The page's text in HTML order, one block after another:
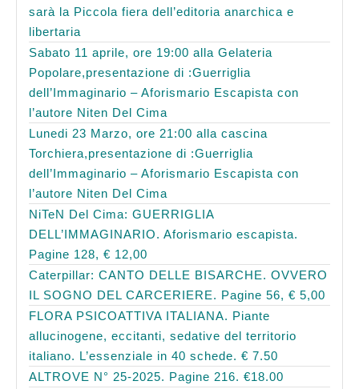
sarà la Piccola fiera dell’editoria anarchica e
libertaria
Sabato 11 aprile, ore 19:00 alla Gelateria
Popolare,presentazione di :Guerriglia
dell’Immaginario – Aforismario Escapista con
l’autore Niten Del Cima
Lunedi 23 Marzo, ore 21:00 alla cascina
Torchiera,presentazione di :Guerriglia
dell’Immaginario – Aforismario Escapista con
l’autore Niten Del Cima
NiTeN Del Cima: GUERRIGLIA
DELL’IMMAGINARIO. Aforismario escapista.
Pagine 128, € 12,00
Caterpillar: CANTO DELLE BISARCHE. OVVERO
IL SOGNO DEL CARCERIERE. Pagine 56, € 5,00
FLORA PSICOATTIVA ITALIANA. Piante
allucinogene, eccitanti, sedative del territorio
italiano. L’essenziale in 40 schede. € 7.50
ALTROVE N° 25-2025. Pagine 216. €18.00